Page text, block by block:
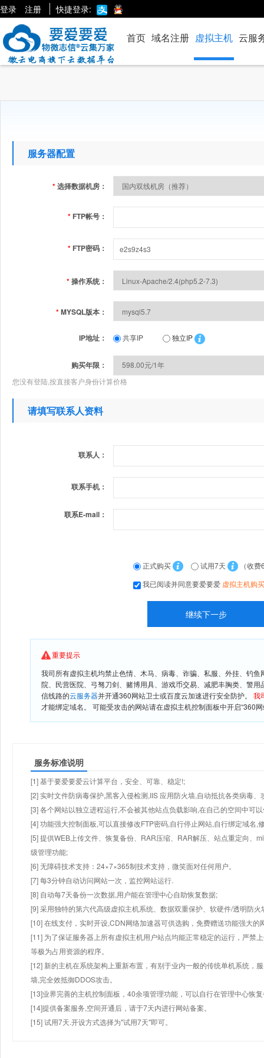
登录 注册 快捷登录:
首页 域名注册 虚拟主机 云服
服务器配置
*选择数据机房：
* FTP帐号：
* FTP密码：
*操作系统：
*MYSQL版本：
IP地址： 共享IP 独立IP
购买年限：
您没有登陆,按直接客户身份计算价格
请填写联系人资料
联系人：
联系手机：
联系E-mail：
正式购买 试用7天
（收费
我已阅读并同意要爱要爱 虚拟主机购
重要提示
我司所有虚拟主机均禁止色情、木马、病毒、诈骗、私服、外挂、钓
院、民营医院、弓驽刀剑、赌博用具、游戏币交易、减肥丰胸类、警
信线路的云服务器并开通360网站卫士或百度云加速进行安全防护。 我
才能绑定域名。 可能受攻击的网站请在虚拟主机控制面板中开启“360
服务标准说明
[1] 基于要爱要爱云计算平台，安全、可靠、稳定!;
[2] 实时文件防病毒保护,黑客入侵检测,IIS 应用防火墙,自动抵抗各类病毒、
[3] 各个网站以独立进程运行,不会被其他站点负载影响,在自己的空间中可
[4] 功能强大控制面板,可以直接修改FTP密码,自行停止网站,自行绑定域名,
[5] 提供WEB上传文件、恢复备份、RAR压缩、RAR解压、站点重定向、
级管理功能;
[6] 无障碍技术支持：24×7×365制技术支持，微笑面对任何用户。
[7] 每3分钟自动访问网站一次，监控网站运行.
[8] 自动每7天备份一次数据,用户能在管理中心自助恢复数据;
[9] 采用独特的第六代高级虚拟主机系统、数据双重保护、软硬件/透明防火
[10] 在线支付，实时开设,CDN网络加速器可供选购，免费赠送功能强大
[11] 为了保证服务器上所有虚拟主机用户站点均能正常稳定的运行，严禁
等极为占用资源的程序。
[12] 新的主机在系统架构上重新布置，有别于业内一般的传统单机系统，
墙,完全效抵御DDOS攻击。
[13]业界完善的主机控制面板，40余项管理功能，可以自行在管理中心恢
[14]提供备案服务,空间开通后，请于7天内进行网站备案。
[15] 试用7天.开设方式选择为"试用7天"即可。